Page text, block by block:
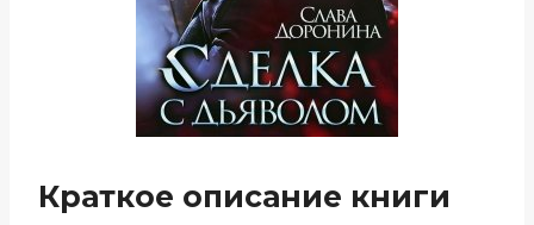
Краткое описание книги